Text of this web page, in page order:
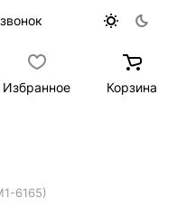
Избранное Корзина
6165)